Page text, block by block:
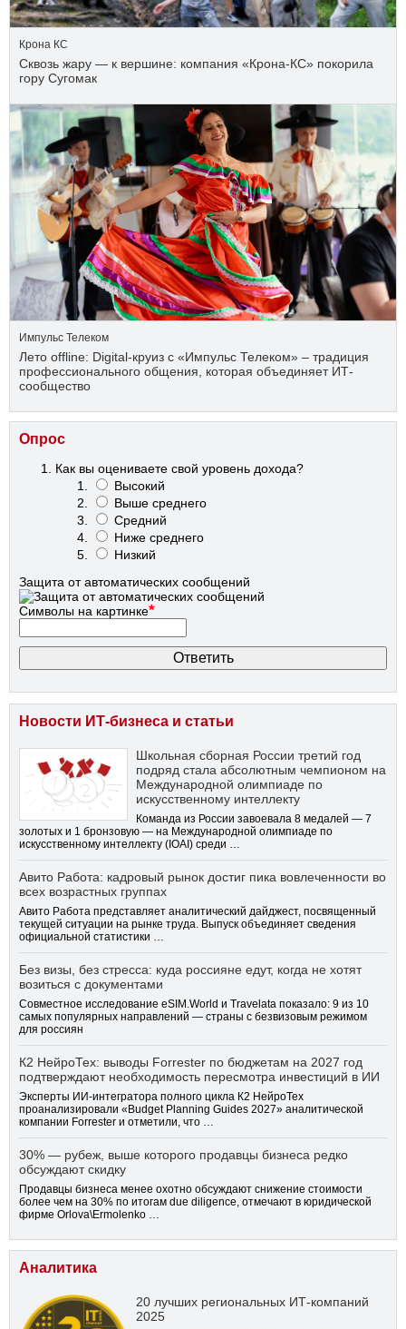
Крона КС
Сквозь жару — к вершине: компания «Крона‑КС» покорила
гору Сугомак
Импульс Телеком
Лето offline: Digital-круиз с «Импульс Телеком» – традиция
профессионального общения, которая объединяет ИТ-
сообщество
Опрос
Как вы оцениваете свой уровень дохода?
Высокий
Выше среднего
Средний
Ниже среднего
Низкий
Защита от автоматических сообщений
Символы на картинке*
Новости ИТ-бизнеса и статьи
Школьная сборная России третий год
подряд стала абсолютным чемпионом на
Международной олимпиаде по
искусственному интеллекту
Команда из России завоевала 8 медалей — 7
золотых и 1 бронзовую — на Международной олимпиаде по
искусственному интеллекту (IOAI) среди …
Авито Работа: кадровый рынок достиг пика вовлеченности во
всех возрастных группах
Авито Работа представляет аналитический дайджест, посвященный
текущей ситуации на рынке труда. Выпуск объединяет сведения
официальной статистики …
Без визы, без стресса: куда россияне едут, когда не хотят
возиться с документами
Совместное исследование eSIM.World и Travelata показало: 9 из 10
самых популярных направлений — страны с безвизовым режимом
для россиян
К2 НейроТех: выводы Forrester по бюджетам на 2027 год
подтверждают необходимость пересмотра инвестиций в ИИ
Эксперты ИИ-интегратора полного цикла К2 НейроТех
проанализировали «Budget Planning Guides 2027» аналитической
компании Forrester и отметили, что …
30% — рубеж, выше которого продавцы бизнеса редко
обсуждают скидку
Продавцы бизнеса менее охотно обсуждают снижение стоимости
более чем на 30% по итогам due diligence, отмечают в юридической
фирме Orlova\Ermolenko …
Аналитика
20 лучших региональных ИТ-компаний
2025